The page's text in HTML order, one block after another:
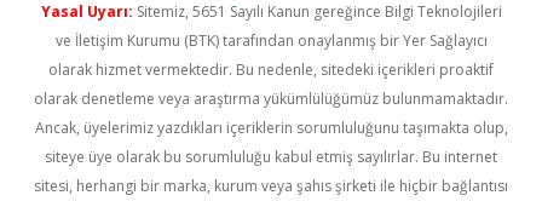
Yasal Uyarı: Sitemiz, 5651 Sayılı Kanun gereğince Bilgi Teknolojileri
ve İletişim Kurumu (BTK) tarafından onaylanmış bir Yer Sağlayıcı
olarak hizmet vermektedir. Bu nedenle, sitedeki içerikleri proaktif
olarak denetleme veya araştırma yükümlülüğümüz bulunmamaktadır.
Ancak, üyelerimiz yazdıkları içeriklerin sorumluluğunu taşımakta olup,
siteye üye olarak bu sorumluluğu kabul etmiş sayılırlar. Bu internet
sitesi, herhangi bir marka, kurum veya şahıs şirketi ile hiçbir bağlantısı